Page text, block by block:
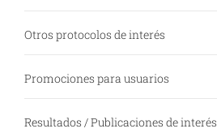
Otros protocolos de interés
Promociones para usuarios
Resultados / Publicaciones de interés